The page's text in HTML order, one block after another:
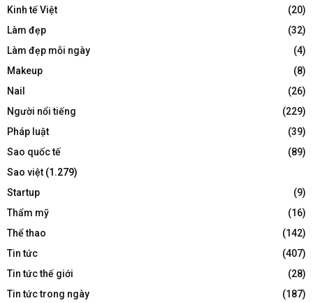
Kinh tế Việt
(20)
Làm đẹp
(32)
Làm đẹp mỗi ngày
(4)
Makeup
(8)
Nail
(26)
Người nổi tiếng
(229)
Pháp luật
(39)
Sao quốc tế
(89)
Sao việt (1.279)
Startup
(9)
Thẩm mỹ
(16)
Thể thao
(142)
Tin tức
(407)
Tin tức thế giới
(28)
Tin tức trong ngày
(187)